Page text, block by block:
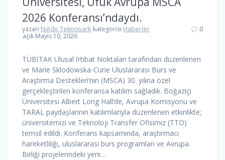
2026 Konferansı’ndaydı.
yazarı Niğde Teknopark kategorisi Haberler
açık Mayıs 10, 2026
0
TÜBİTAK Ulusal İrtibat Noktaları tarafından düzenlenen
ve Marie Sklodowska-Curie Uluslararası Burs ve
Araştırma Destekleri’nin (MSCA) 30. yılına özel
gerçekleştirilen konferansa katılım sağladık. Boğaziçi
Üniversitesi Albert Long Hall’de, Avrupa Komisyonu ve
TARAL paydaşlarının katılımlarıyla düzenlenen etkinlikte;
üniversitemizi ve Teknoloji Transfer Ofisimiz (TTO)
temsil edildi. Konferans kapsamında, araştırmacı
hareketliliği, uluslararası burs programları ve Avrupa
Birliği projelerindeki yeni…